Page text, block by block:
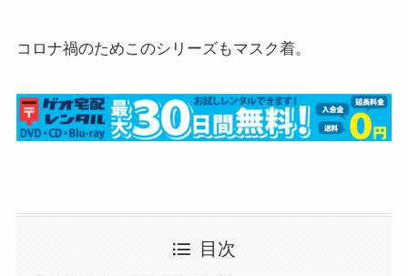
コロナ禍のためこのシリーズもマスク着。
目次